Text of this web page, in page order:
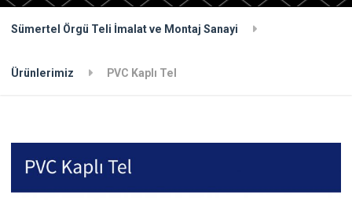
Sümertel Örgü Teli İmalat ve Montaj Sanayi
Ürünlerimiz PVC Kaplı Tel